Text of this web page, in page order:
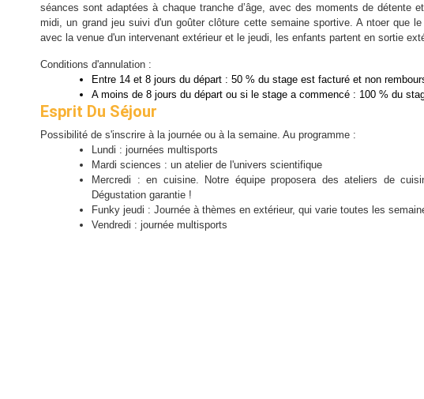
séances sont adaptées à chaque tranche d’âge, avec des moments de détente
midi, un grand jeu suivi d'un goûter clôture cette semaine sportive. A ntoer que
avec la venue d'un intervenant extérieur et le jeudi, les enfants partent en sortie
Conditions d'annulation :
Entre 14 et 8 jours du départ : 50 % du stage est facturé et non
A moins de 8 jours du départ ou si le stage a commencé : 100 % du
Esprit Du Séjour
Possibilité de s'inscrire à la journée ou à la semaine. Au programme :
Lundi : journées multisports
Mardi sciences : un atelier de l'univers scientifique
Mercredi : en cuisine. Notre équipe proposera des ateliers de
Dégustation garantie !
Funky jeudi : Journée à thèmes en extérieur, qui varie toutes les
Vendredi : journée multisports